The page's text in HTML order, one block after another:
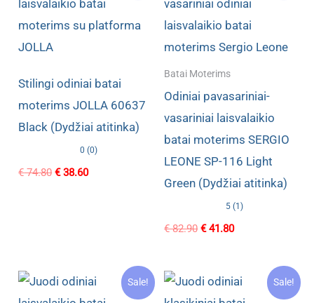
Stilingi odiniai batai
moterims JOLLA 60637
Black (Dydžiai atitinka)
0 (0)
€74.80 Original
€38.60Current
Batai Moterims
Odiniai pavasariniai-
vasariniai laisvalaikio
batai moterims SERGIO
LEONE SP-116 Light
Green (Dydžiai atitinka)
5 (1)
€82.90 Original
€41.80Current
Sale! Sale!